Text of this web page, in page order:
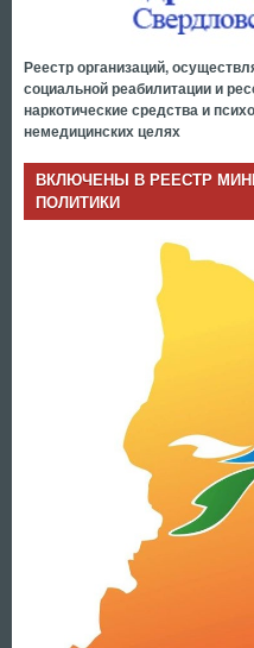
Реестр организаций,
социальной реабилитации и
наркотические средства и
немедицинских целях
ВКЛЮЧЕНЫ В РЕЕСТР
ПОЛИТИКИ